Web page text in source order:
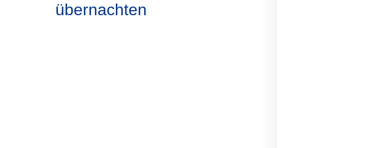
übernachten